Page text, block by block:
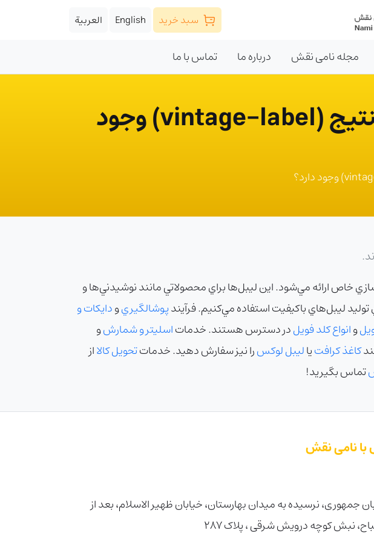
سبد خرید English العربية
مجله نامی نقش درباره ما تماس با ما
آيا امکان چاپ ليبل‌هاي با طرح‌هاي وينتيج (vintage-label) وجود
خاص ارائه مي‌شود. اين ليبل‌ها براي محصولاتي مانند نوشيدني‌ها و
توليد ليبل‌هاي باکيفيت استفاده مي‌کنيم. فرآيندپوشالگيريودايکات و
وانواع کلد فويلدر دسترس هستند. خدماتاسليتر و شمارشو
کاغذ کرافتياليبل لوکسرا نيز سفارش دهيد. خدماتتحويل کالااز
تماس بگيريد!
نامی نقش
جمهوری، نرسیده به میدان بهارستان، خیابان ظهیر الاسلام، بعد از
نبش کوچه درویش شرقی ، پلاک ۲۸۷